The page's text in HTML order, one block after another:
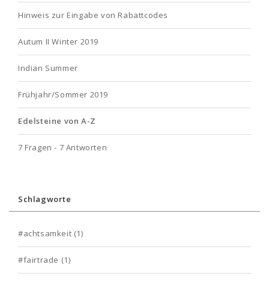
Hinweis zur Eingabe von Rabattcodes
Autum II Winter 2019
Indian Summer
Frühjahr/Sommer 2019
Edelsteine von A-Z
7 Fragen - 7 Antworten
Schlagworte
#achtsamkeit (1)
#fairtrade (1)